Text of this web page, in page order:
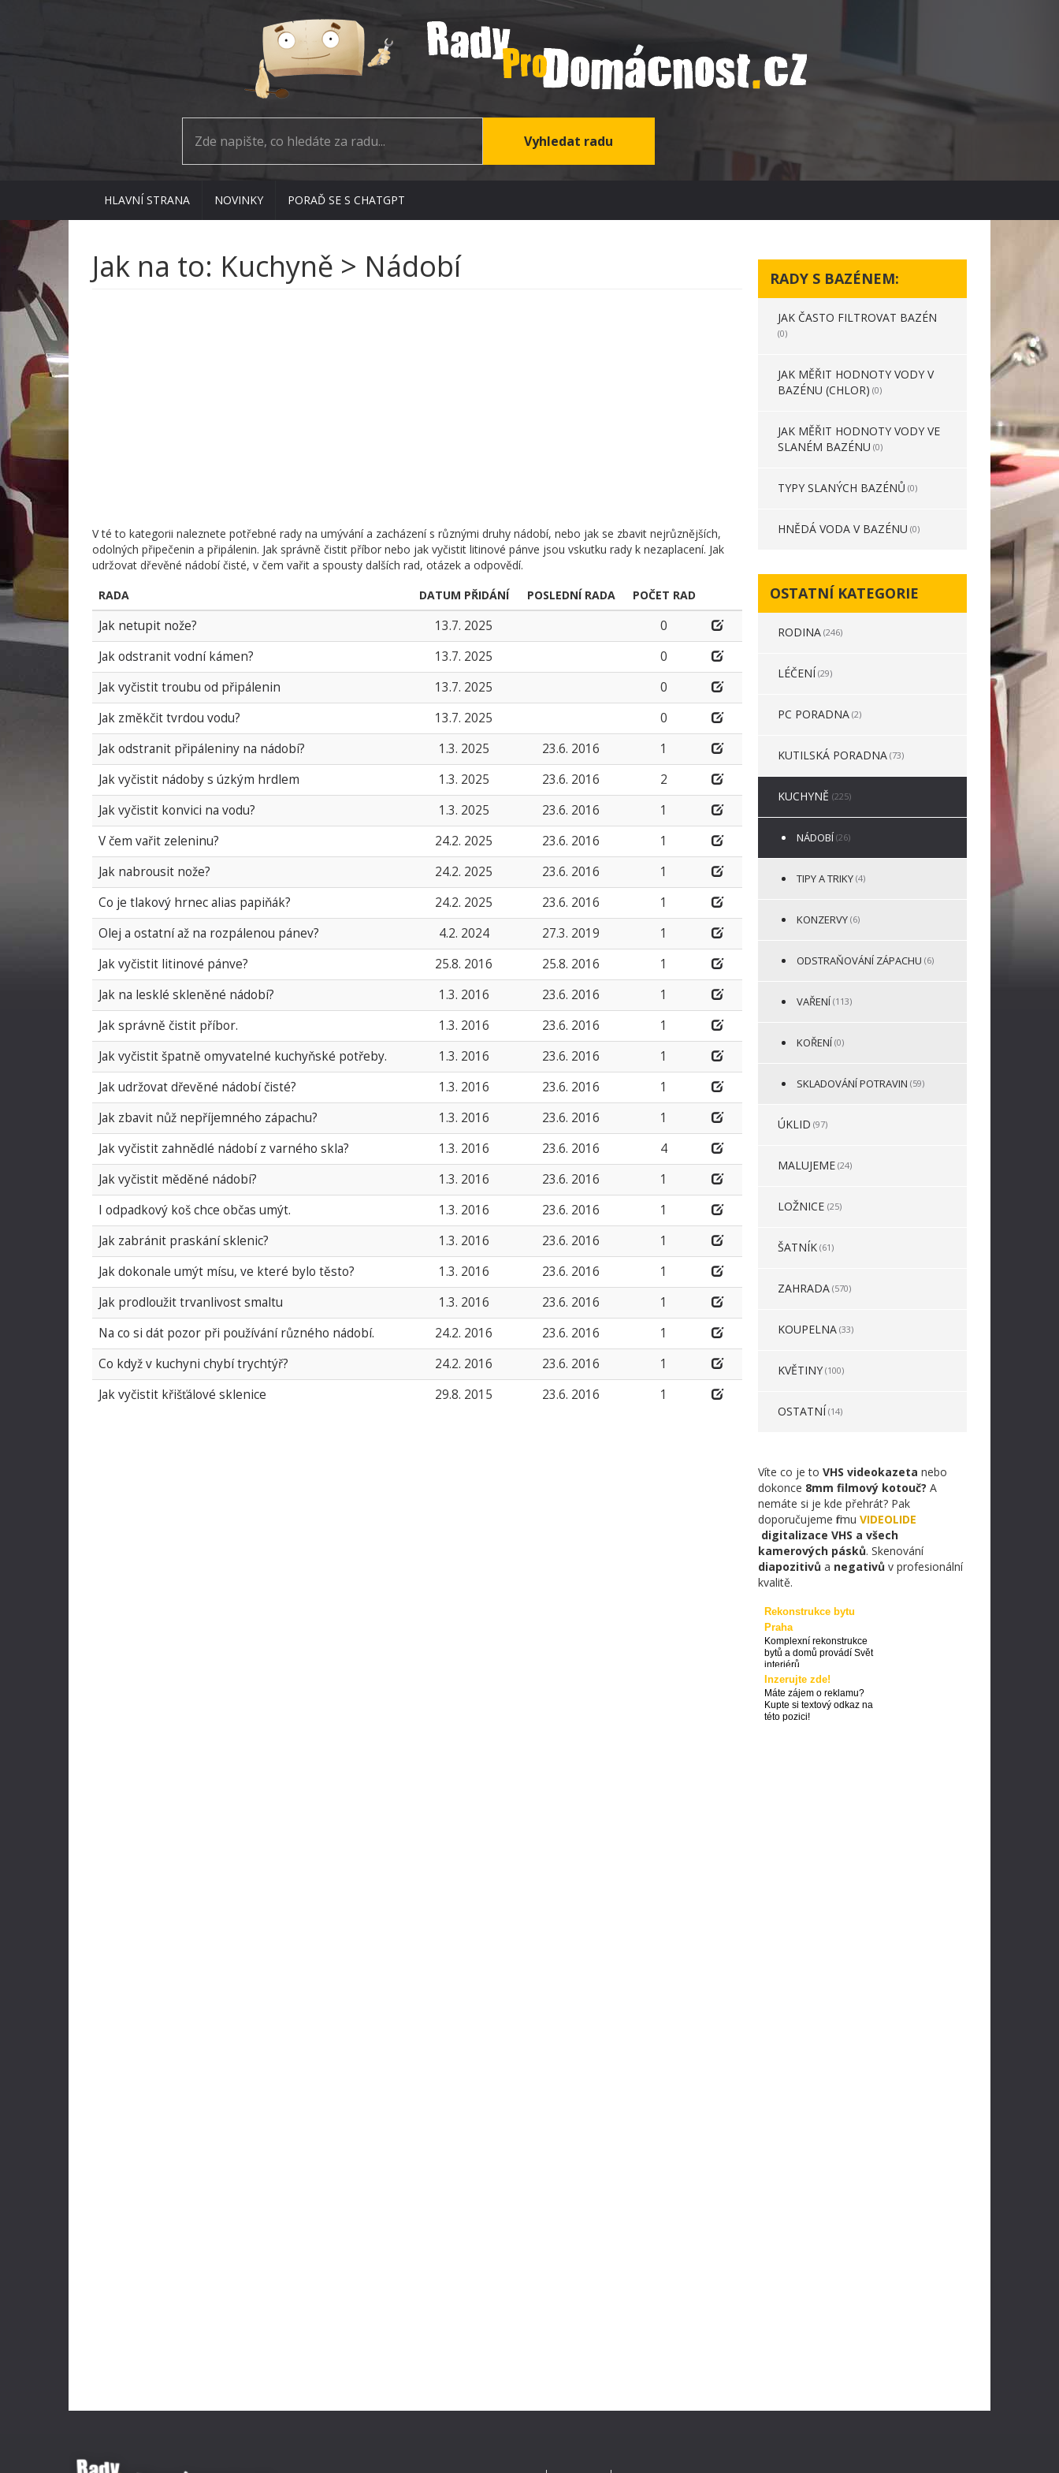
HLAVNÍ STRANA NOVINKY PORAĎ SE S CHATGPT
Jak na to: Kuchyně > Nádobí
V té to kategorii naleznete potřebné rady na umývání a zacházení s různými druhy nádobí, nebo jak se zbavit nejrůznějších,
odolných připečenin a připálenin. Jak správně čistit příbor nebo jak vyčistit litinové pánve jsou vskutku rady k nezaplacení. Jak
udržovat dřevěné nádobí čisté, v čem vařit a spousty dalších rad, otázek a odpovědí.
RADA
DATUM PŘIDÁNÍ POSLEDNÍ RADA POČET RAD
Jak netupit nože? 13.7. 2025
0
Jak odstranit vodní kámen?
13.7. 2025
0
Jak vyčistit troubu od připálenin
13.7. 2025
0
Jak změkčit tvrdou vodu?
13.7. 2025
0
Jak odstranit připáleniny na nádobí?
1.3. 2025 23.6. 2016
1
Jak vyčistit nádoby s úzkým hrdlem
1.3. 2025 23.6. 2016
2
Jak vyčistit konvici na vodu?
1.3. 2025 23.6. 2016
1
V čem vařit zeleninu?
24.2. 2025 23.6. 2016
1
Jak nabrousit nože?
24.2. 2025 23.6. 2016
1
Co je tlakový hrnec alias papiňák?
24.2. 2025 23.6. 2016
1
Olej a ostatní až na rozpálenou pánev?
4.2. 2024 27.3. 2019
1
Jak vyčistit litinové pánve?
25.8. 2016 25.8. 2016
1
Jak na lesklé skleněné nádobí?
1.3. 2016 23.6. 2016
1
Jak správně čistit příbor.
1.3. 2016 23.6. 2016
1
Jak vyčistit špatně omyvatelné kuchyňské potřeby.
1.3. 2016 23.6. 2016
1
Jak udržovat dřevěné nádobí čisté?
1.3. 2016 23.6. 2016
1
Jak zbavit nůž nepříjemného zápachu?
1.3. 2016 23.6. 2016
1
Jak vyčistit zahnědlé nádobí z varného skla?
1.3. 2016 23.6. 2016
4
Jak vyčistit měděné nádobí?
1.3. 2016 23.6. 2016
1
I odpadkový koš chce občas umýt.
1.3. 2016 23.6. 2016
1
Jak zabránit praskání sklenic?
1.3. 2016 23.6. 2016
1
Jak dokonale umýt mísu, ve které bylo těsto?
1.3. 2016 23.6. 2016
1
Jak prodloužit trvanlivost smaltu
1.3. 2016 23.6. 2016
1
Na co si dát pozor při používání různého nádobí.
24.2. 2016 23.6. 2016
1
Co když v kuchyni chybí trychtýř?
24.2. 2016 23.6. 2016
1
Jak vyčistit křišťálové sklenice
29.8. 2015 23.6. 2016 1
RADY S BAZÉNEM:
JAK ČASTO FILTROVAT BAZÉN
(0)
JAK MĚŘIT HODNOTY VODY V
BAZÉNU (CHLOR) (0)
JAK MĚŘIT HODNOTY VODY VE
SLANÉM BAZÉNU (0)
TYPY SLANÝCH BAZÉNŮ (0)
HNĚDÁ VODA V BAZÉNU (0)
OSTATNÍ KATEGORIE
RODINA (246)
LÉČENÍ (29)
PC PORADNA (2)
KUTILSKÁ PORADNA (73)
KUCHYNĚ (225)
NÁDOBÍ (26)
TIPY A TRIKY (4)
KONZERVY (6)
ODSTRAŇOVÁNÍ ZÁPACHU (6)
VAŘENÍ (113)
KOŘENÍ (0)
SKLADOVÁNÍ POTRAVIN (59)
ÚKLID (97)
MALUJEME (24)
LOŽNICE (25)
ŠATNÍK (61)
ZAHRADA (570)
KOUPELNA (33)
KVĚTINY (100)
OSTATNÍ (14)
Víte co je to VHS videokazeta nebo
dokonce 8mm filmový kotouč? A
nemáte si je kde přehrát? Pak
doporučujeme firmu VIDEOLIDE
digitalizace VHS a všech
kamerových pásků. Skenování
diapozitivů a negativů v profesionální
kvalitě.
Rekonstrukce bytu
Praha
Komplexní rekonstrukce
bytů a domů provádí Svět
interiérů
Inzerujte zde!
Máte zájem o reklamu?
Kupte si textový odkaz na
této pozici!